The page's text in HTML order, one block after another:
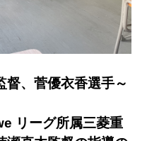
督、菅優衣香選手～
リーグ所属三菱重